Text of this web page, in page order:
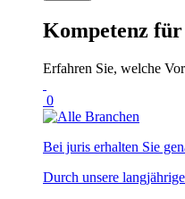
Kompetenz
Erfahren Sie, welche
0
Bei juris erhalten Sie
Durch unsere